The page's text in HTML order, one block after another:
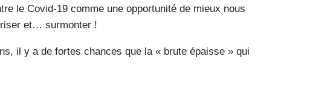
le Covid-19 comme une opportunité de mieux nous
et… surmonter !
il y a de fortes chances que la « brute épaisse » qui